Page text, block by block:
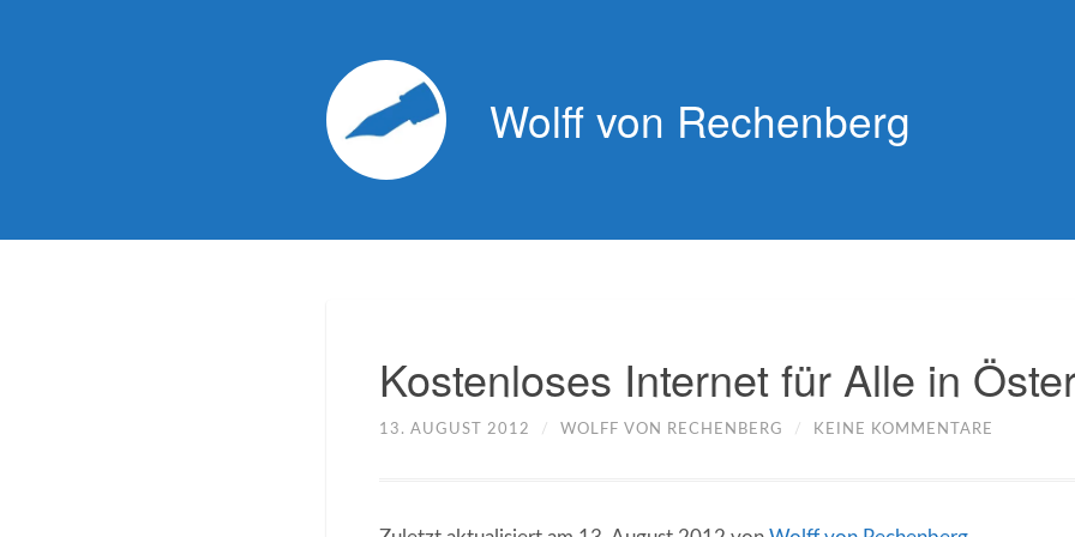
Wolff von Rechenberg
Kostenloses Internet für Alle in
13. AUGUST 2012 / WOLFF VON RECHENBERG / KEINE KOMMENTARE